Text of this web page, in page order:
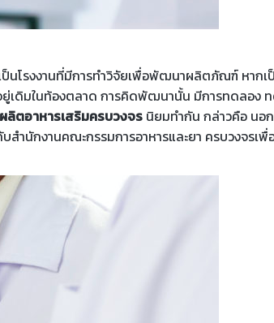
ป็นโรงงานที่มีการทำวิจัยเพื่อพัฒนาผลิตภัณฑ์ หากเ
เดิมในท้องตลาด การคิดพัฒนานั้น มีการทดลอง
ลิตอาหารเสริมครบวงจร นิยมทำกัน กล่าวคือ นอ
ำนักงานคณะกรรมการอาหารและยา ครบวงจรเพื่